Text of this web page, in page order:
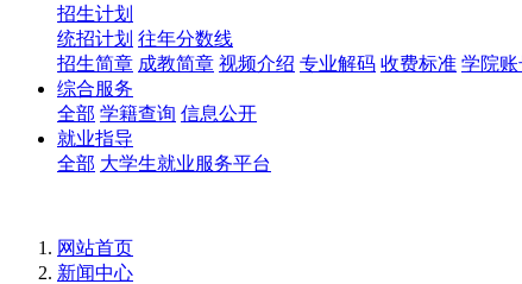
招生计划
统招计划 往年分数线
招生简章 成教简章 视频介绍 专业解码 收费标准 学院账
综合服务
全部 学籍查询 信息公开
就业指导
全部 大学生就业服务平台
网站首页
新闻中心